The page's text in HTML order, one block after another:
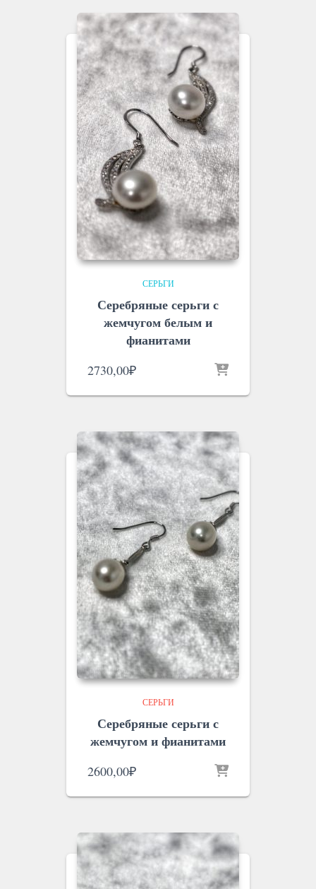
СЕРЬГИ
Серебряные серьги с
жемчугом белым и
фианитами
2730,00₽
СЕРЬГИ
Серебряные серьги с
жемчугом и фианитами
2600,00₽